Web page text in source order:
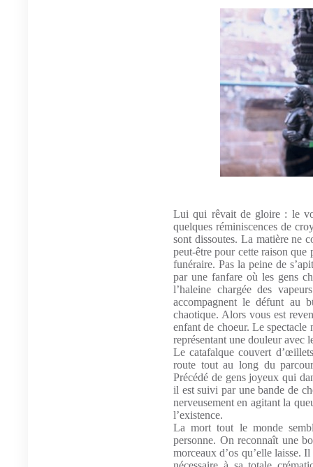
Lui qui rêvait de gloire : le
quelques réminiscences de
sont dissoutes. La matière ne
peut-être pour cette raison que
funéraire. Pas la peine de
par une fanfare où les gens
l’haleine chargée des
accompagnent le défunt au
chaotique. Alors vous est
enfant de choeur. Le spectacle
représentant une douleur avec
Le catafalque couvert
route tout au long du
Précédé de gens joyeux qui
il est suivi par une bande de
nerveusement en agitant la
l’existence.
La mort tout le monde
personne. On reconnaît une
morceaux d’os qu’elle laisse.